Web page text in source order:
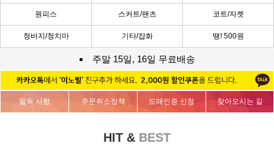
원피스 스커트/팬츠 코트/자켓
청바지/청치마 기타/잡화 땡! 500원
주말 15일, 16일 무료배송
필독 사항 주문취소정책 도매인증 신청 찾아오시는 길
HIT & BEST